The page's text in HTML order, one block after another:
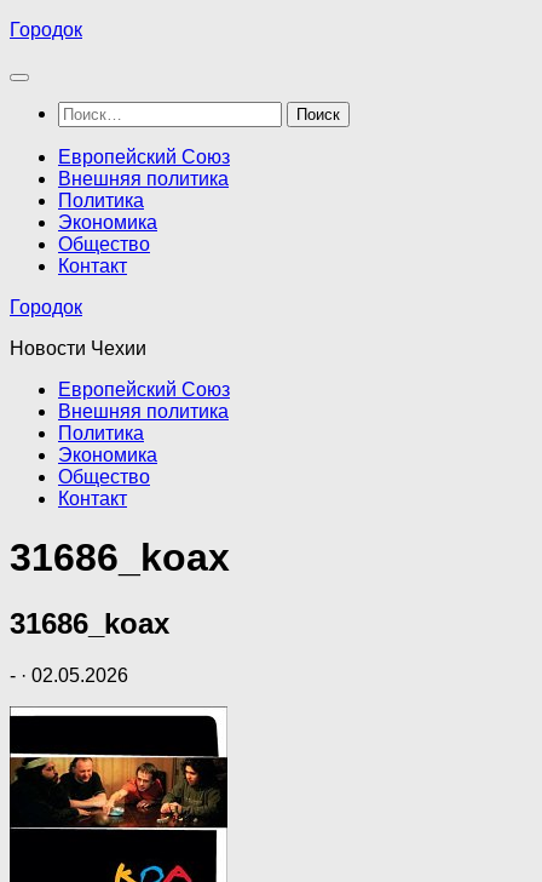
Перейти
содержимому
Городок
Найти:
Европейский Союз
Внешняя политика
Политика
Экономика
Общество
Контакт
Городок
Новости Чехии
Европейский Союз
Внешняя политика
Политика
Экономика
Общество
Контакт
31686_koax
31686_koax
- · 02.05.2026